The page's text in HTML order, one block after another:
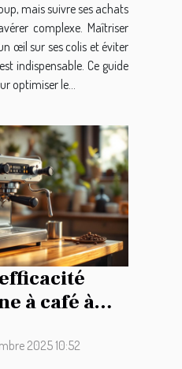
mais suivre ses achats
complexe. Maîtriser
œil sur ses colis et éviter
indispensable. Ce guide
optimiser le...
à café à
2025 10:52